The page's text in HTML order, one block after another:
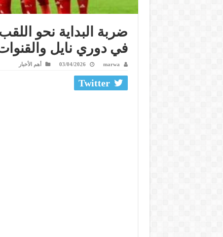
ضربة البداية نحو
في دوري نايل والقنوات
marwa
03/04/2026 أهم الأخبار
Twitter